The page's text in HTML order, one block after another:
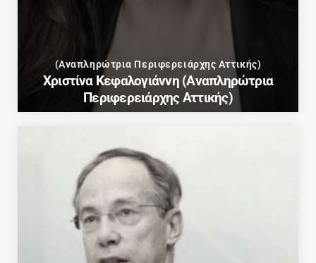
(Αναπληρώτρια Περιφερειάρχης Αττικής)
Χριστίνα Κεφαλογιάννη (Αναπληρώτρια
Περιφερειάρχης Αττικής)